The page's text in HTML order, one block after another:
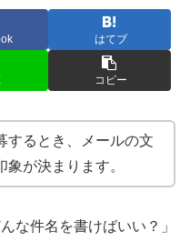
はてブ
コピー
するとき、メールの文
が決まります。
な件名を書けばいい？」